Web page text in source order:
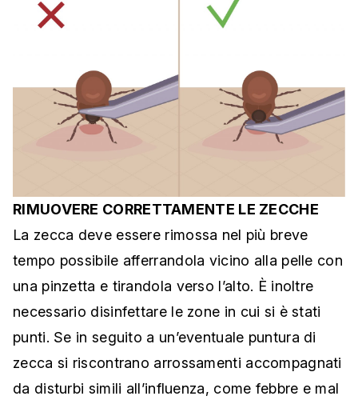
RIMUOVERE CORRETTAMENTE LE ZECCHE
La zecca deve essere rimossa nel più breve
tempo possibile afferrandola vicino alla pelle con
una pinzetta e tirandola verso l’alto. È inoltre
necessario disinfettare le zone in cui si è stati
punti. Se in seguito a un’eventuale puntura di
zecca si riscontrano arrossamenti accompagnati
da disturbi simili all’influenza, come febbre e mal